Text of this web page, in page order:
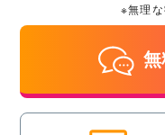
※無理